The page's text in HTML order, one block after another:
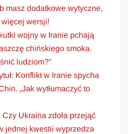
masz dodatkowe wytyczne,
wersji!
wojny w Iranie pchają
chińskiego smoka.
ludziom?”
Konflikt w Iranie spycha
„Jak wytłumaczyć to
Ukraina zdoła przejąć
jednej kwestii wyprzedza